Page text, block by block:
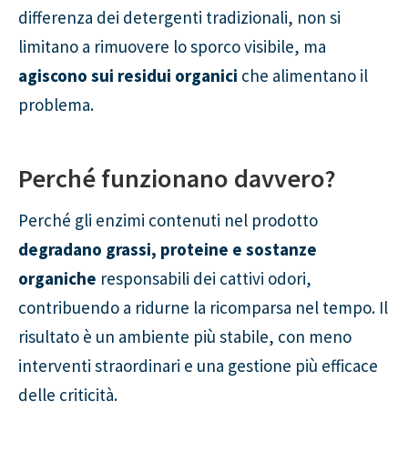
differenza dei detergenti tradizionali, non si
limitano a rimuovere lo sporco visibile, ma
agiscono sui residui organici che alimentano il
problema.
Perché funzionano davvero?
Perché gli enzimi contenuti nel prodotto
degradano grassi, proteine e sostanze
organiche responsabili dei cattivi odori,
contribuendo a ridurne la ricomparsa nel tempo. Il
risultato è un ambiente più stabile, con meno
interventi straordinari e una gestione più efficace
delle criticità.